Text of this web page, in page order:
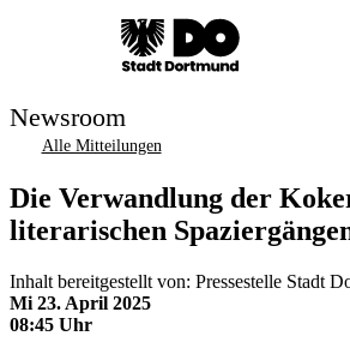
Newsroom
Alle Mitteilungen
Die Verwandlung der
literarischen
Inhalt bereitgestellt von: Pressestelle Stadt
Mi 23. April 2025
08:45 Uhr